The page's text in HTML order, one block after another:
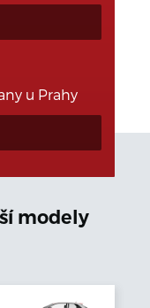
u Prahy
modely